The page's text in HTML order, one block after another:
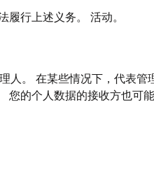
履行上述义务。 活动。
人。 在某些情况下，代表管
的个人数据的接收方也可